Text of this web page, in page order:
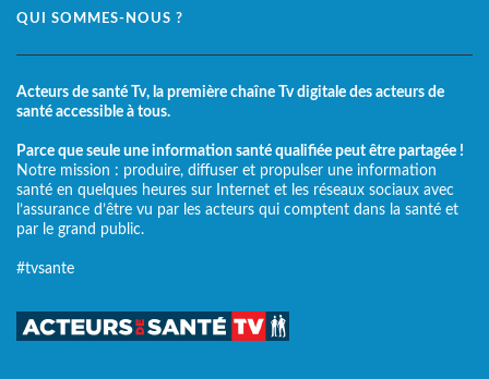
QUI SOMMES-NOUS ?
Acteurs de santé Tv, la première chaîne Tv digitale des acteurs de
santé accessible à tous.
Parce que seule une information santé qualifiée peut être partagée !
Notre mission : produire, diffuser et propulser une information
santé en quelques heures sur Internet et les réseaux sociaux avec
l’assurance d’être vu par les acteurs qui comptent dans la santé et
par le grand public.
#tvsante